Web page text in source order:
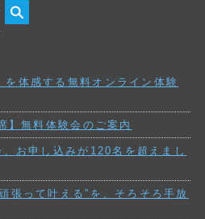
を体感する無料オンライン体験
】無料体験会のご案内
、お申し込みが120名を超えまし
張って叶える”を、そろそろ手放